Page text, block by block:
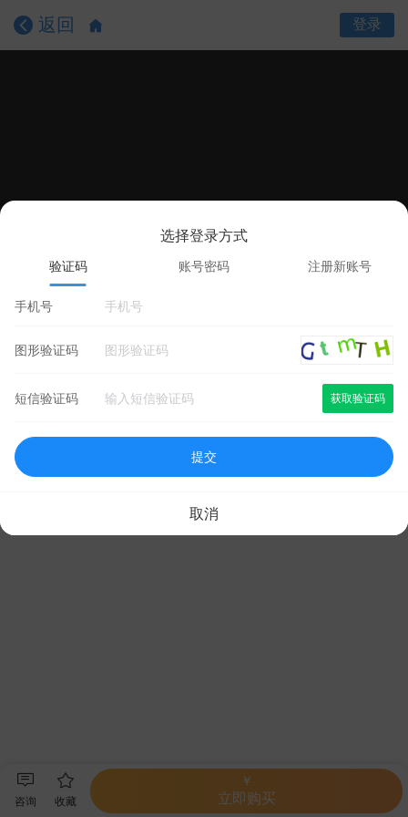
返回 登录
咨询 收藏
￥
立即购买
选择登录方式
验证码 账号密码 注册新账号
手机号
图形验证码
短信验证码 获取验证码
提交
取消